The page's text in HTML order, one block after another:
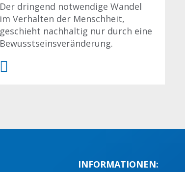
Der dringend notwendige Wandel
im Verhalten der Menschheit,
geschieht nachhaltig nur durch eine
Bewusstseinsveränderung.
INFORMATIONEN: